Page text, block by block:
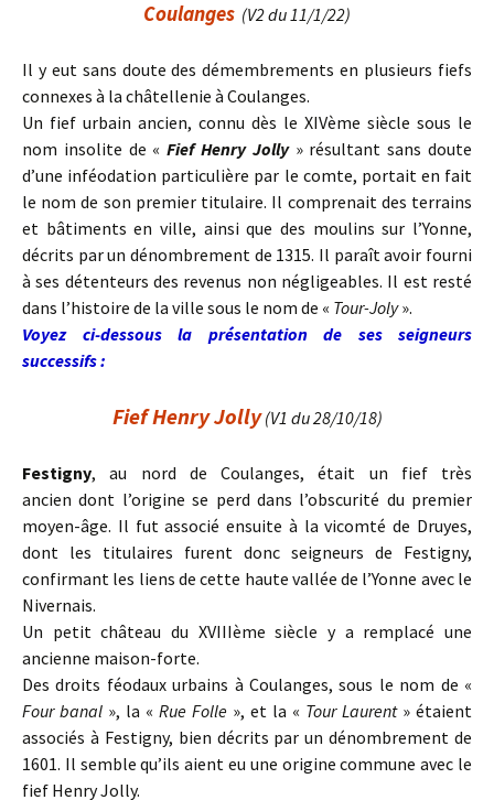
Coulanges (V2 du 11/1/22)
Il y eut sans doute des démembrements en plusieurs fiefs
connexes à la châtellenie à Coulanges.
Un fief urbain ancien, connu dès le XIVème siècle sous le
nom insolite de «Fief Henry Jolly » résultant sans doute
d’une inféodation particulière par le comte, portait en fait
le nom de son premier titulaire. Il comprenait des terrains
et bâtiments en ville, ainsi que des moulins sur l’Yonne,
décrits par un dénombrement de 1315. Il paraît avoir fourni
à ses détenteurs des revenus non négligeables. Il est resté
dans l’histoire de la ville sous le nom de « Tour-Joly».
Voyez ci-dessous la présentation de ses seigneurs
successifs :
Fief Henry Jolly(V1 du 28/10/18)
Festigny, au nord de Coulanges, était un fief très
ancien dont l’origine se perd dans l’obscurité du premier
moyen-âge. Il fut associé ensuite à la vicomté de Druyes,
dont les titulaires furent donc seigneurs de Festigny,
confirmant les liens de cette haute vallée de l’Yonne avec le
Nivernais.
Un petit château du XVIIIème siècle y a remplacé une
ancienne maison-forte.
Des droits féodaux urbains à Coulanges, sous le nom de «
Four banal », la « Rue Folle », et la « Tour Laurent» étaient
associés à Festigny, bien décrits par un dénombrement de
1601. Il semble qu’ils aient eu une origine commune avec le
fief Henry Jolly.